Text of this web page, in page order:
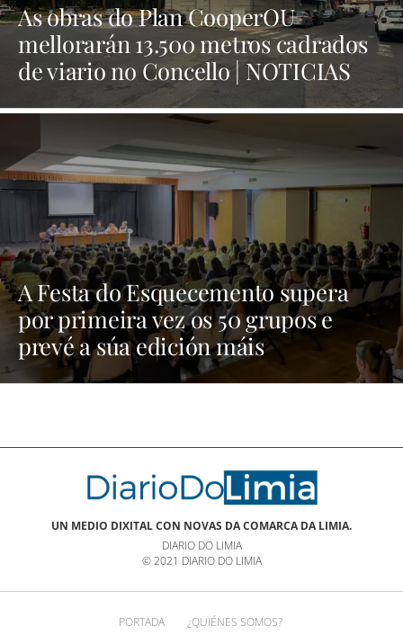
As obras do Plan CooperOU
mellorarán 13.500 metros cadrados
de viario no Concello | NOTICIAS
A Festa do Esquecemento supera
por primeira vez os 50 grupos e
prevé a súa edición máis
multitudinaria | NOTICIAS XINZO
UN MEDIO DIXITAL CON NOVAS DA COMARCA DA LIMIA.
DIARIO DO LIMIA
© 2021 DIARIO DO LIMIA
PORTADA ¿QUIÉNES SOMOS?